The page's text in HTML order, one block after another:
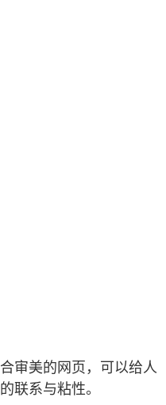
审美的网页，可以给人
联系与粘性。